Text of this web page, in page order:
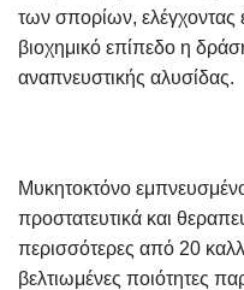
των σπορίων, ελέγχοντας
βιοχημικό επίπεδο η
αναπνευστικής αλυσίδας.
Μυκητοκτόνο
προστατευτικά και
περισσότερες από 20
βελτιωμένες ποιότητες